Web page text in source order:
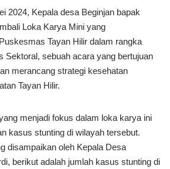
2024, Kepala desa Beginjan bapak
Loka Karya Mini yang
Tayan Hilir dalam rangka
Sektoral, sebuah acara yang bertujuan
merancang strategi kesehatan
Tayan Hilir.
menjadi fokus dalam loka karya ini
kasus stunting di wilayah tersebut.
disampaikan oleh Kepala Desa
berikut adalah jumlah kasus stunting di